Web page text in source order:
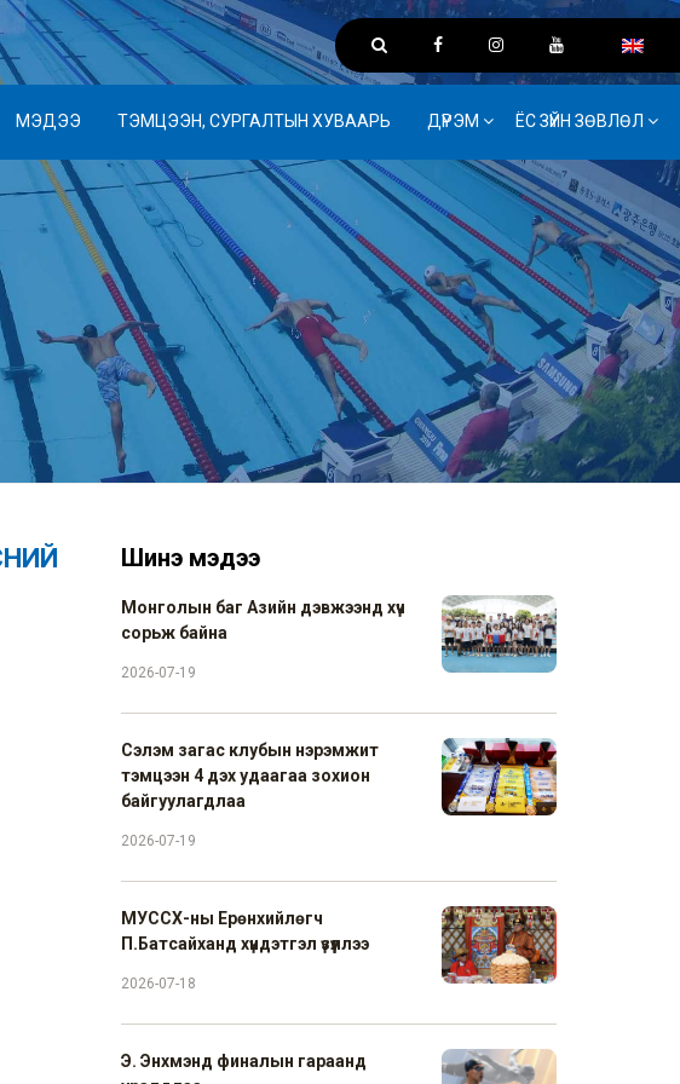
МЭДЭЭ ТЭМЦЭЭН, СУРГАЛТЫН ХУВААРЬ ДҮРЭМ ЁС ЗҮЙН ЗӨВЛӨЛ
Шинэ мэдээ
Монголын баг Азийн дэвжээнд хүч
сорьж байна
2026-07-19
Сэлэм загас клубын нэрэмжит
тэмцээн 4 дэх удаагаа зохион
байгуулагдлаа
2026-07-19
МУССХ-ны Ерөнхийлөгч
П.Батсайханд хүндэтгэл үзүүллээ
2026-07-18
Э. Энхмэнд финалын гараанд